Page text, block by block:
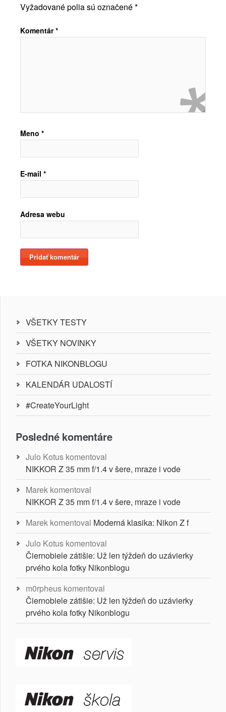
Vyžadované polia sú označené*
Komentár*
Meno *
E-mail *
Adresa webu
VŠETKY TESTY
VŠETKY NOVINKY
FOTKA NIKONBLOGU
KALENDÁR UDALOSTÍ
#CreateYourLight
Posledné komentáre
Julo Kotus komentoval
NIKKOR Z 35 mm f/1.4 v šere, mraze i vode
Marek komentoval
NIKKOR Z 35 mm f/1.4 v šere, mraze i vode
Marek komentoval Moderná klasika: Nikon Z f
Julo Kotus komentoval
Čiernobiele zátišie: Už len týždeň do uzávierky
prvého kola fotky Nikonblogu
m0rpheus komentoval
Čiernobiele zátišie: Už len týždeň do uzávierky
prvého kola fotky Nikonblogu